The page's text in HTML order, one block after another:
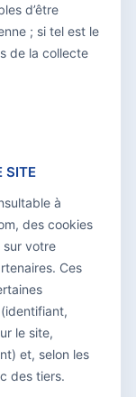
d’être
; si tel est le
de la collecte
SITE
à
des cookies
sur votre
Ces
le site,
et, selon les
des tiers.